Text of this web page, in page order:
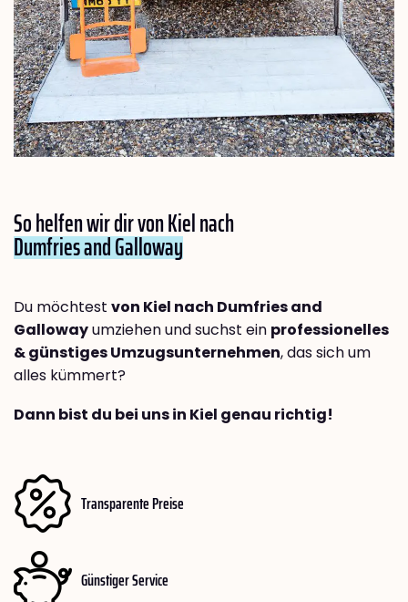
So helfen wir dir von Kiel nach
Dumfries and Galloway
Du möchtest von Kiel nach Dumfries and
Gallowayumziehen und suchst ein professionelles
& günstiges Umzugsunternehmen, das sich um
alles kümmert?
Dann bist du bei uns in Kiel genau richtig!
Transparente Preise
Günstiger Service